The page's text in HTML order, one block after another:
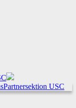
Partnersektion USC